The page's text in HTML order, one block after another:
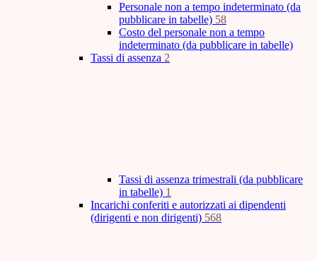
Personale non a tempo indeterminato (da
pubblicare in tabelle) 58
Costo del personale non a tempo
indeterminato (da pubblicare in tabelle)
Tassi di assenza 2
Tassi di assenza trimestrali (da pubblicare
in tabelle) 1
Incarichi conferiti e autorizzati ai dipendenti
(dirigenti e non dirigenti) 568